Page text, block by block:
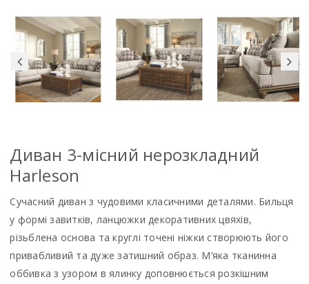
Диван 3-мiсний нерозкладний
Harleson
Сучасний диван з чудовими класичними деталями. Бильця
у формі завитків, ланцюжки декоративних цвяхів,
різьблена основа та круглі точені ніжки створюють його
привабливий та дуже затишний образ. М’яка тканинна
оббивка з узором в ялинку доповнюється розкішним